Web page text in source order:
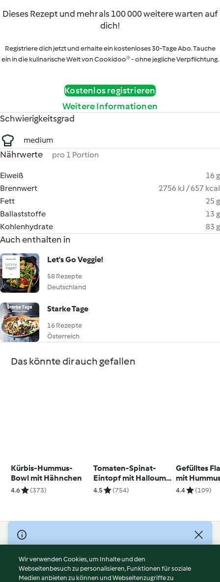
Dieses Rezept und mehr als 100 000 weitere warten auf
dich!
Registriere dich jetzt und erhalte ein kostenloses 30-Tage Abo. Tauche
ein in die kulinarische Welt von Cookidoo® - ohne jegliche Verpflichtung.
Kostenlos registrieren
Weitere Informationen
Schwierigkeitsgrad
medium
Nährwerte pro 1 Portion
Eiweiß
16 g
Brennwert
2756 kJ / 657 kcal
Fett
25 g
Ballaststoffe
13 g
Kohlenhydrate
83 g
Auch enthalten in
Let's Go Veggie!
58 Rezepte
Deutschland
Starke Tage
16 Rezepte
Österreich
Das könnte dir auch gefallen
Kürbis-Hummus-
Bowl mit Hähnchen
4.6 (373)
Tomaten-Spinat-
Eintopf mit Halloumi
und Zimt
4.5 (754)
Gefülltes
mit
4.4 (109)
© Copyright 2026
Nutzungsbedingungen
Datenschutzrichtlinien
Wir verwenden Cookies, um Inhalte und den
Webseitenbesuch zu personalisieren, Funktionen für soziale
Medien anbieten zu können und Webseitenzugriffe zu